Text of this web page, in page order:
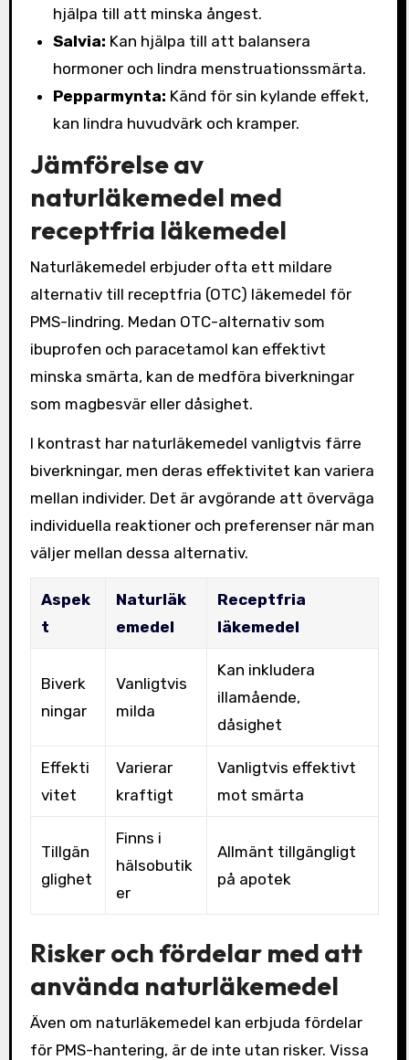
hjälpa till att minska ångest.
Salvia: Kan hjälpa till att balansera
hormoner och lindra menstruationssmärta.
Pepparmynta: Känd för sin kylande effekt,
kan lindra huvudvärk och kramper.
Jämförelse av
naturläkemedel med
receptfria läkemedel
Naturläkemedel erbjuder ofta ett mildare
alternativ till receptfria (OTC) läkemedel för
PMS-lindring. Medan OTC-alternativ som
ibuprofen och paracetamol kan effektivt
minska smärta, kan de medföra biverkningar
som magbesvär eller dåsighet.
I kontrast har naturläkemedel vanligtvis färre
biverkningar, men deras effektivitet kan variera
mellan individer. Det är avgörande att överväga
individuella reaktioner och preferenser när man
väljer mellan dessa alternativ.
Aspek
t
Naturläk
emedel
Receptfria
läkemedel
Biverk
ningar
Vanligtvis
milda
Kan inkludera
illamående,
dåsighet
Effekti
vitet
Varierar
kraftigt
Vanligtvis effektivt
mot smärta
Tillgän
glighet
Finns i
hälsobutik
er
Allmänt tillgängligt
på apotek
Risker och fördelar med att
använda naturläkemedel
Även om naturläkemedel kan erbjuda fördelar
för PMS-hantering, är de inte utan risker. Vissa